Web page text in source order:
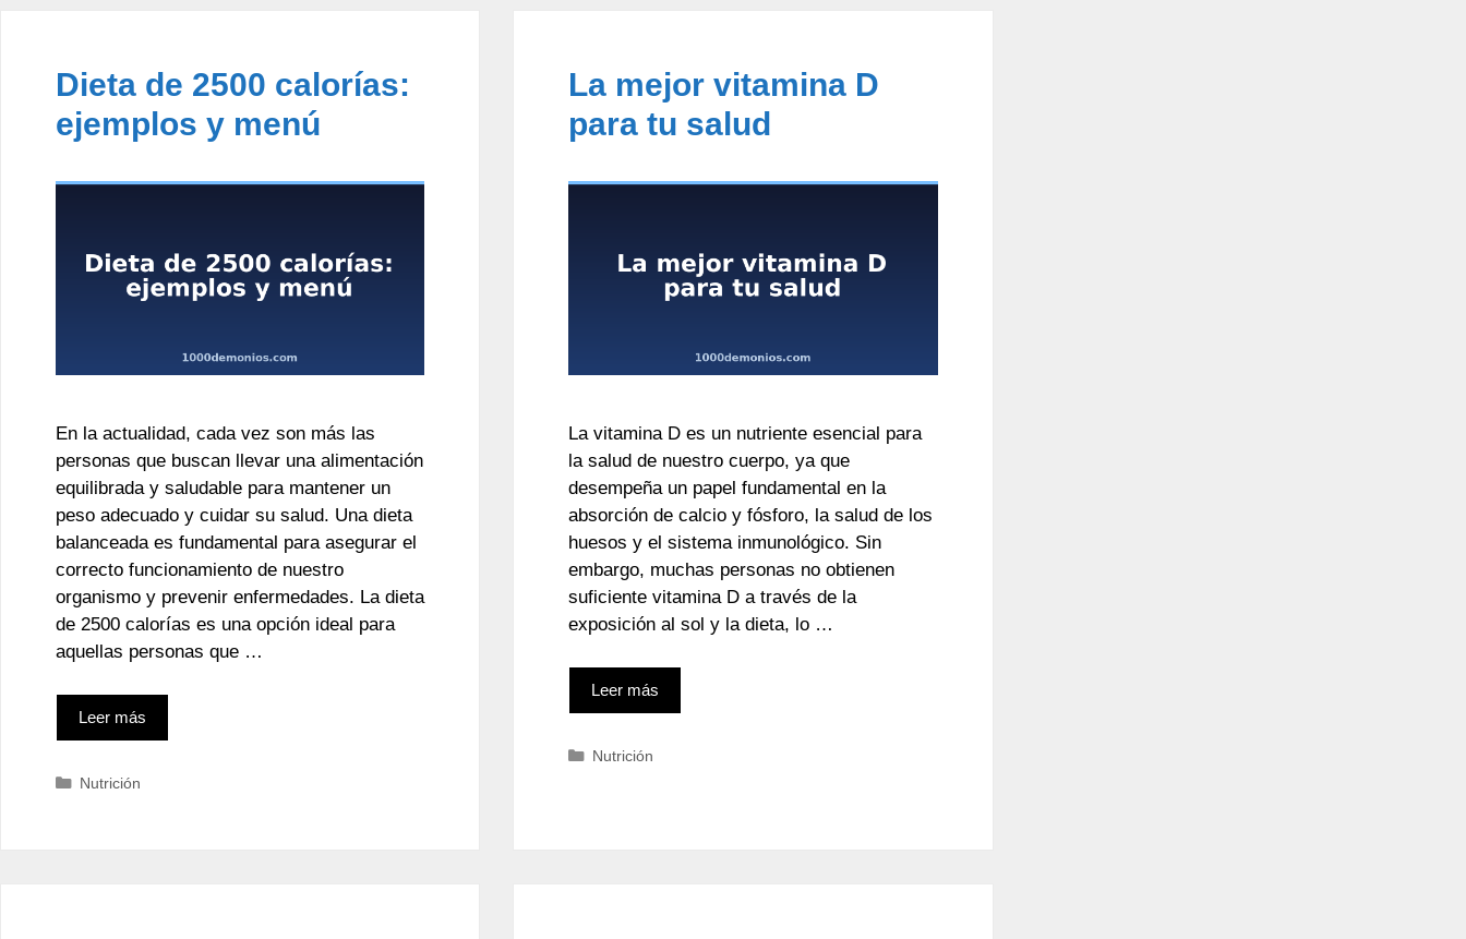
Dieta de 2500 calorías:
ejemplos y menú
En la actualidad, cada vez son más las
personas que buscan llevar una alimentación
equilibrada y saludable para mantener un
peso adecuado y cuidar su salud. Una dieta
balanceada es fundamental para asegurar el
correcto funcionamiento de nuestro
organismo y prevenir enfermedades. La dieta
de 2500 calorías es una opción ideal para
aquellas personas que …
Leer más
Categorías
Nutrición
La mejor vitamina D
para tu salud
La vitamina D es un nutriente esencial para
la salud de nuestro cuerpo, ya que
desempeña un papel fundamental en la
absorción de calcio y fósforo, la salud de los
huesos y el sistema inmunológico. Sin
embargo, muchas personas no obtienen
suficiente vitamina D a través de la
exposición al sol y la dieta, lo …
Leer más
Categorías
Nutrición